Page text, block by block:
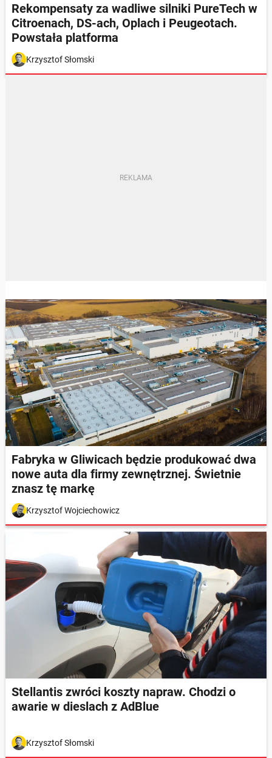
Rekompensaty za wadliwe silniki PureTech w
Citroenach, DS-ach, Oplach i Peugeotach.
Powstała platforma
Krzysztof Słomski
Fabryka w Gliwicach będzie produkować dwa
nowe auta dla firmy zewnętrznej. Świetnie
znasz tę markę
Krzysztof Wojciechowicz
Stellantis zwróci koszty napraw. Chodzi o
awarie w dieslach z AdBlue
Krzysztof Słomski